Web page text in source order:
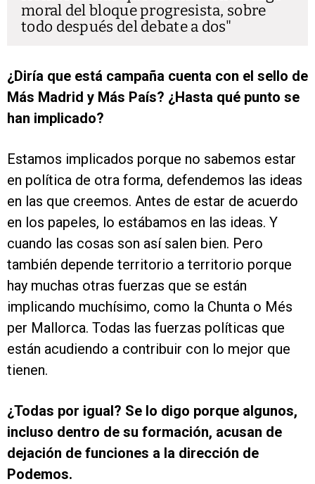
moral del bloque progresista, sobre
todo después del debate a dos
¿Diría que está campaña cuenta con el sello de
Más Madrid y Más País? ¿Hasta qué punto se
han implicado?
Estamos implicados porque no sabemos estar
en política de otra forma, defendemos las ideas
en las que creemos. Antes de estar de acuerdo
en los papeles, lo estábamos en las ideas. Y
cuando las cosas son así salen bien. Pero
también depende territorio a territorio porque
hay muchas otras fuerzas que se están
implicando muchísimo, como la Chunta o Més
per Mallorca. Todas las fuerzas políticas que
están acudiendo a contribuir con lo mejor que
tienen.
¿Todas por igual? Se lo digo porque algunos,
incluso dentro de su formación, acusan de
dejación de funciones a la dirección de
Podemos.